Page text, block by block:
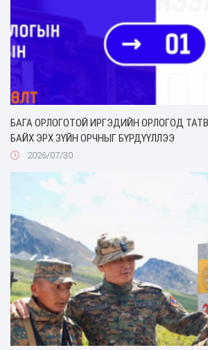
БАГА ОРЛОГОТОЙ ИРГЭДИЙН ОРЛОГОД
БАЙХ ЭРХ ЗҮЙН ОРЧНЫГ БҮРДҮҮЛЛЭЭ
2026/07/30